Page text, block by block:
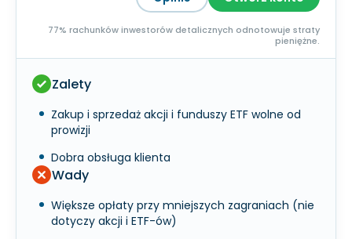
77% rachunków inwestorów detalicznych odnotowuje straty
pieniężne.
Zalety
Zakup i sprzedaż akcji i funduszy ETF wolne od
prowizji
Dobra obsługa klienta
Wady
Większe opłaty przy mniejszych zagraniach (nie
dotyczy akcji i ETF-ów)